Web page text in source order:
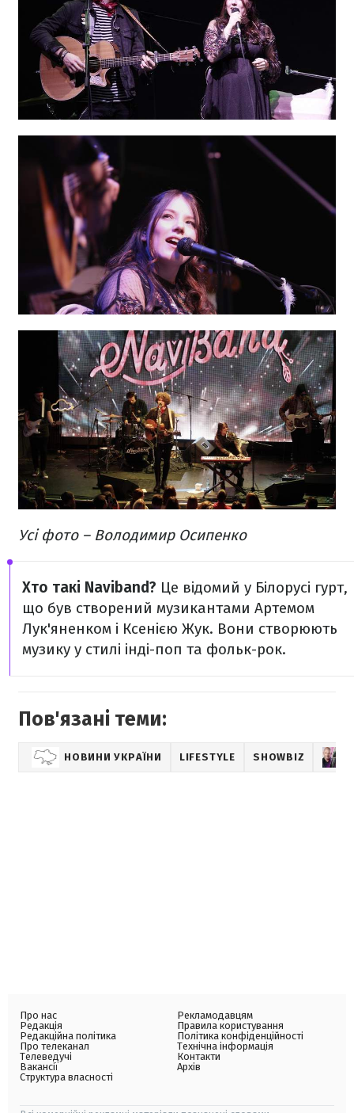
Усі фото – Володимир Осипенко​
Хто такі Naviband? Це відомий у Білорусі гурт,
що був створений музикантами Артемом
Лук'яненком і Ксенією Жук. Вони створюють
музику у стилі інді-поп та фольк-рок.
Пов'язані теми:
НОВИНИ УКРАЇНИ LIFESTYLE SHOWBIZ
Про нас
Редакція
Редакційна політика
Про телеканал
Телеведучі
Вакансії
Структура власності
Рекламодавцям
Правила користування
Політика конфіденційності
Технічна інформація
Контакти
Архів